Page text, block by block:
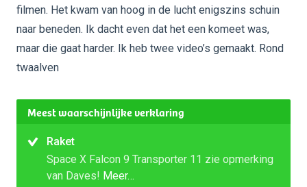
filmen. Het kwam van hoog in de lucht enigszins schuin
naar beneden. Ik dacht even dat het een komeet was,
maar die gaat harder. Ik heb twee video’s gemaakt. Rond
twaalven
Meest waarschijnlijke verklaring
Raket
Space X Falcon 9 Transporter 11 zie opmerking
van Daves! Meer…